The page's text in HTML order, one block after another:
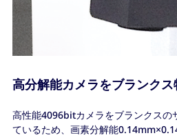
高分解能カメラをブランク
高性能4096bitカメラをブランクスの
ているため、画素分解能